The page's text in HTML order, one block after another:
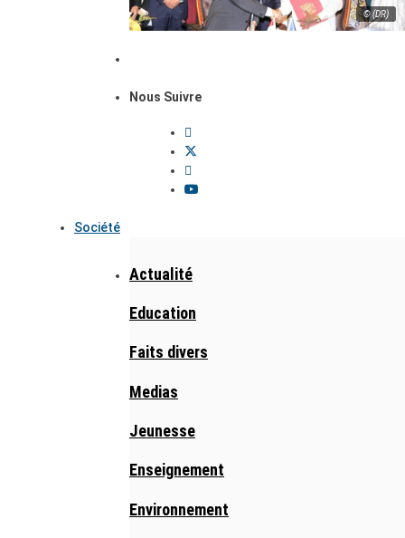
© (DR)
Nous Suivre
Société
Actualité
Education
Faits divers
Medias
Jeunesse
Enseignement
Environnement